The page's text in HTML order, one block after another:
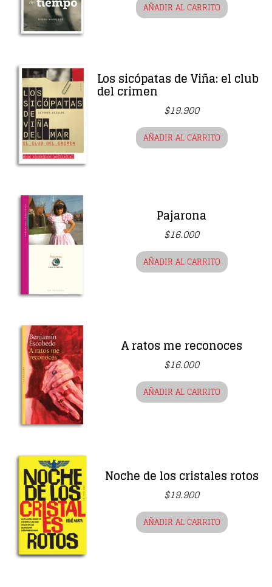
AÑADIR AL CARRITO
Los sicópatas de Viña: el club
del crimen
$19.900
AÑADIR AL CARRITO
Pajarona
$16.000
AÑADIR AL CARRITO
A ratos me reconoces
$16.000
AÑADIR AL CARRITO
Noche de los cristales rotos
$19.900
AÑADIR AL CARRITO